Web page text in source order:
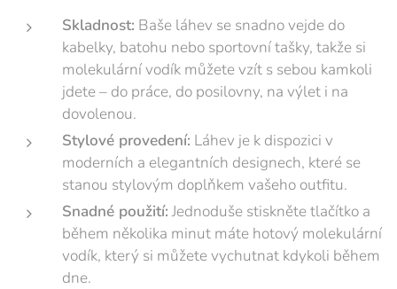
Skladnost: Baše láhev se snadno vejde do
kabelky, batohu nebo sportovní tašky, takže si
molekulární vodík můžete vzít s sebou kamkoli
jdete – do práce, do posilovny, na výlet i na
dovolenou.
Stylové provedení: Láhev je k dispozici v
moderních a elegantních designech, které se
stanou stylovým doplňkem vašeho outfitu.
Snadné použití: Jednoduše stiskněte tlačítko a
během několika minut máte hotový molekulární
vodík, který si můžete vychutnat kdykoli během
dne.